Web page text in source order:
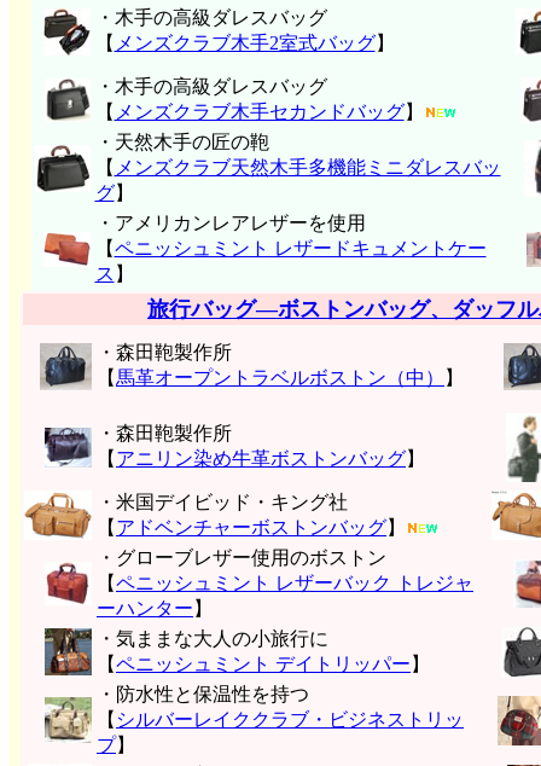
・木手の高級ダレスバッグ
【 メンズクラブ木手2室式バッグ】
・木手の高級ダレスバッグ
【 メンズクラブ木手セカンドバッグ】
・天然木手の匠の鞄
【 メンズクラブ天然木手多機能ミニダレスバッ
グ】
・アメリカンレアレザーを使用
【ペニッシュミント レザードキュメントケー
ス 】
旅行バッグ―ボストンバッグ、ダッフ
・森田鞄製作所
【 馬革オープントラベルボストン（中） 】
・森田鞄製作所
【 アニリン染め牛革ボストンバッグ】
・米国デイビッド・キング社
【 アドベンチャーボストンバッグ】
・グローブレザー使用のボストン
【ペニッシュミント レザーバック トレジャ
ーハンター 】
・気ままな大人の小旅行に
【ペニッシュミント デイトリッパー 】
・防水性と保温性を持つ
【 シルバーレイククラブ・ビジネストリッ
プ】